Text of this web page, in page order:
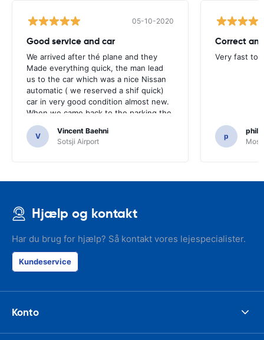
05-10-2020
Good service and car
We arrived after thé plane and they
Made everything quick, the man lead
us to the car which was a nice Nissan
automatic ( we reserved a shif quick)
car in very good condition almost new.
When we came back to the parking the
same man came in 5 minutes and after
a quick check we left. Very friendly and
nice. We can only recommand this
V
Vincent Baehni
Sotsji Airport
Correct
Very fast to
p
Hjælp og kontakt
Har du brug for hjælp? Så kontakt vores lejespecialister.
Kundeservice
Konto